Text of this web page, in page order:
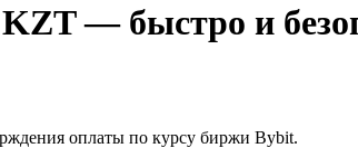
— быстро и
оплаты по курсу биржи Bybit.